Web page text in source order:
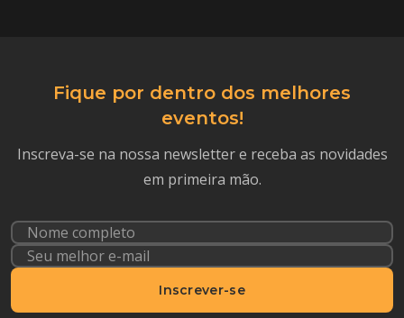
Fique por dentro dos melhores
eventos!
Inscreva-se na nossa newsletter e receba as novidades
em primeira mão.
Inscrever-se